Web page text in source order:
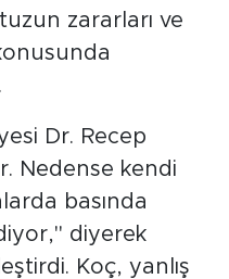
zararları ve
Dr. Recep
Nedense kendi
basında
diyerek
Koç, yanlış